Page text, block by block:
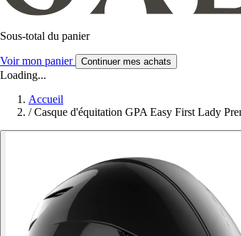
Sous-total du panier
Voir mon panier Continuer mes achats
Loading...
Accueil
/ Casque d'équitation GPA Easy First Lady